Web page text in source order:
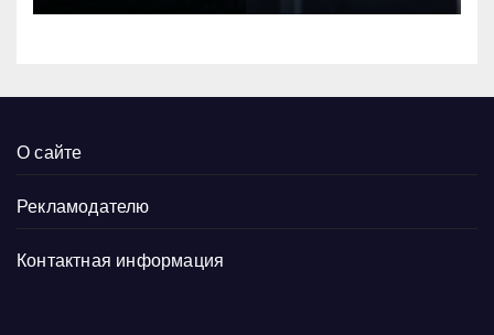
О сайте
Рекламодателю
Контактная информация